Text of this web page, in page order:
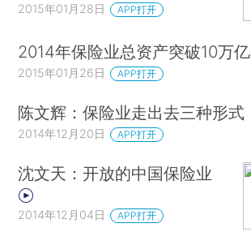
2015年01月28日 APP打开
2014年保险业总资产突破10万亿
2015年01月26日 APP打开
陈文辉：保险业走出去三种形式
2014年12月20日 APP打开
沈文天：开放的中国保险业
2014年12月04日 APP打开